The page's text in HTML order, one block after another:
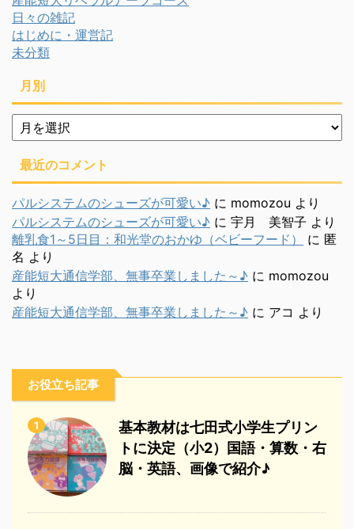
日々の雑記
はじめに・運営記
未分類
月別
月
別
最近のコメント
パルシステムのシューズが可愛い♪ に momozou より
パルシステムのシューズが可愛い♪ に 宇月 美智子 より
離乳食1～5日目：和光堂のおかゆ（ベビーフード）
に 匿
名 より
産能短大通信学部、無事卒業しました～♪ に momozou
より
産能短大通信学部、無事卒業しました～♪ に アコ より
お役立ち記事
1
基本教材は七田式小学生プリン
トに決定（小2）国語・算数・右
脳・英語、画像で紹介♪